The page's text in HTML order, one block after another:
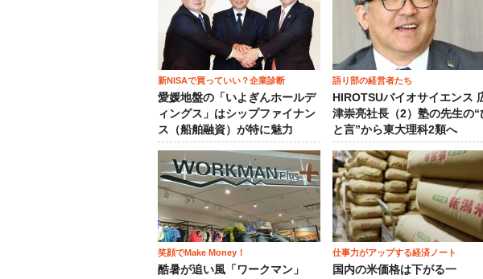
新NISAで買っていい？企業診断
愛媛地盤の「いよぎんホールデ
ィングス」はシップファイナン
ス（船舶融資）が特に魅力
語り部の経営者たち
HIROTSUバイオサイエンス
津崇亮社長（2）塾の先生の“
と言”から東大理科2類へ
笑顔でMake Money！
酷暑が追い風「ワークマン」
仕事力がアップする経済ノート
国内の米価格は下がる一